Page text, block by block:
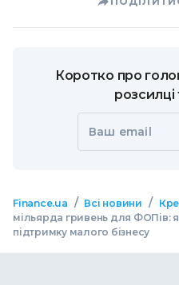
Коротко про
Ваш email
Finance.ua / Всі новини /
мільярда гривень для ФОПів:
підтримку малого бізнесу